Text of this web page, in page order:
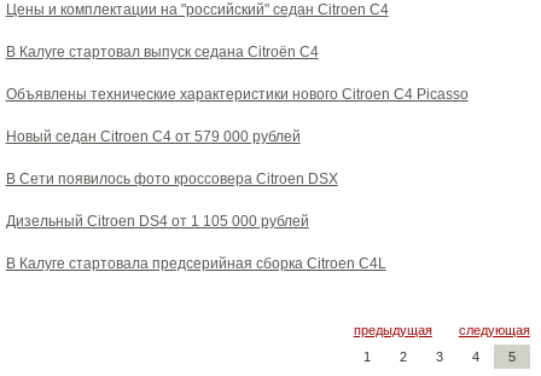
Цены и комплектации на "российский" седан Citroen C4
В Калуге стартовал выпуск седана Citroёn С4
Объявлены технические характеристики нового Citroen C4 Picasso
Новый седан Citroen C4 от 579 000 рублей
В Сети появилось фото кроссовера Citroen DSX
Дизельный Citroen DS4 от 1 105 000 рублей
В Калуге стартовала предсерийная сборка Citroen C4L
предыдущая
следующая
1
2 3 4 5